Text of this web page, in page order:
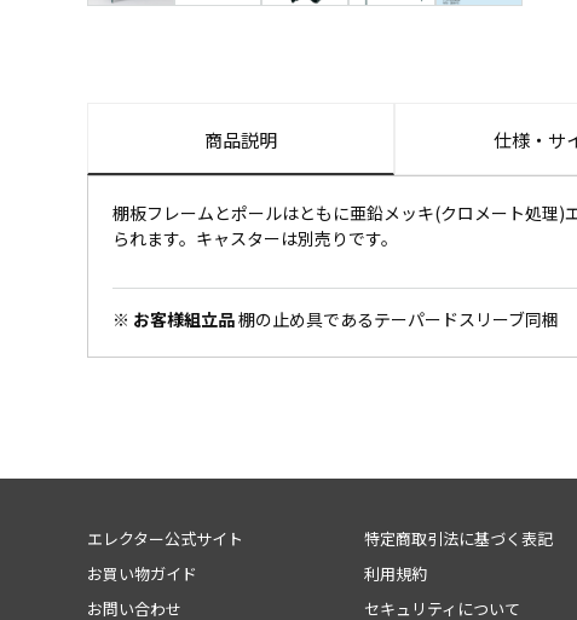
商品説明 仕様・サ
棚板フレームとポールはともに亜鉛メッキ(クロメート処
られます。キャスターは別売りです。
※ お客様組立品棚の止め具であるテーパードスリーブ同梱
エレクター公式サイト
お買い物ガイド
お問い合わせ
特定商取引法に基づく表記
利用規約
セキュリティについて